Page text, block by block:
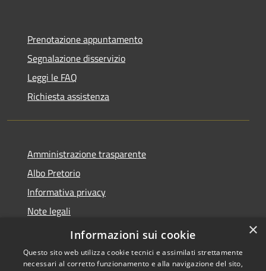
Prenotazione appuntamento
Segnalazione disservizio
Leggi le FAQ
Richiesta assistenza
Amministrazione trasparente
Albo Pretorio
Informativa privacy
Note legali
Dichiarazione di accessibilità
×
Informazioni sui cookie
Questo sito web utilizza cookie tecnici e assimilati strettamente
necessari al corretto funzionamento e alla navigazione del sito,